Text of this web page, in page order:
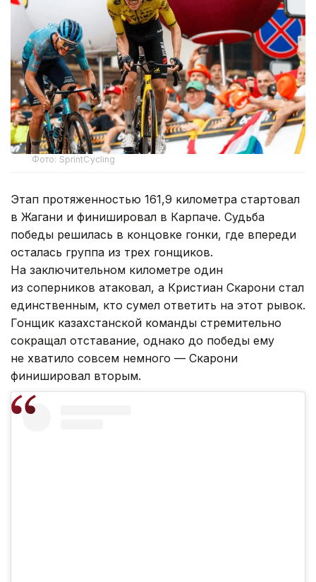
Фото: SprintCycling
Этап протяженностью 161,9 километра стартовал
в Жагани и финишировал в Карпаче. Судьба
победы решилась в концовке гонки, где впереди
осталась группа из трех гонщиков.
На заключительном километре один
из соперников атаковал, а Кристиан Скарони стал
единственным, кто сумел ответить на этот рывок.
Гонщик казахстанской команды стремительно
сокращал отставание, однако до победы ему
не хватило совсем немного — Скарони
финишировал вторым.